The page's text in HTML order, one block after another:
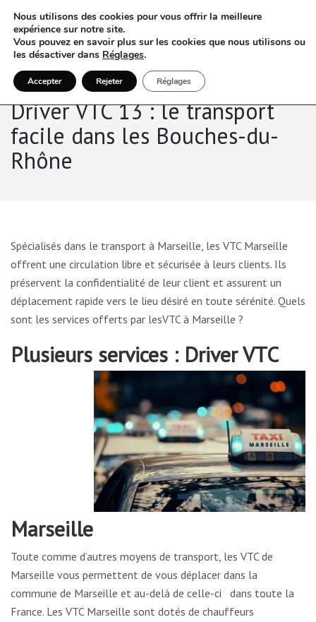
Driver VTC 13 : le transport
facile dans les Bouches-du-
Rhône
Spécialisés dans le transport à Marseille, les VTC Marseille
offrent une circulation libre et sécurisée à leurs clients. Ils
préservent la confidentialité de leur client et assurent un
déplacement rapide vers le lieu désiré en toute sérénité. Quels
sont les services offerts par lesVTC à Marseille ?
Plusieurs services : Driver VTC
Marseille
Toute comme d’autres moyens de transport, les VTC de
Marseille vous permettent de vous déplacer dans la
commune de Marseille et au-delà de celle-ci dans toute la
France. Les VTC Marseille sont dotés de chauffeurs
Nous utilisons des cookies pour vous offrir la meilleure
expérience sur notre site.
Vous pouvez en savoir plus sur les cookies que nous utilisons ou
les désactiver dans Réglages.
Accepter Rejeter Réglages